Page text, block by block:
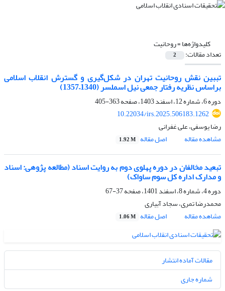
کلیدواژه‌ها =روحانیت
تعداد مقالات: 2
تببین نقش روحانیت تهران در شکل‌گیری و گسترش انقلاب اسلامی
براساس نظریه رفتار جمعی نیل اسملسر (1340–1357)
دوره 6، شماره 12، اسفند 1403، صفحه
363-405
10.22034/irs.2025.506183.1262
رضا یوسفی، علی غفرانی
مشاهده مقاله
اصل مقاله 1.92 M
تبعید مخالفان در دوره پهلوی دوم به روایت اسناد (مطالعه پژوهی: اسناد
و مدارک اداره کل سوم ساواک)
دوره 4، شماره 8، اسفند 1401، صفحه
37-67
محمدرضا تمری، سجاد آبیاری
مشاهده مقاله
اصل مقاله 1.06 M
مقالات آماده انتشار
شماره جاری